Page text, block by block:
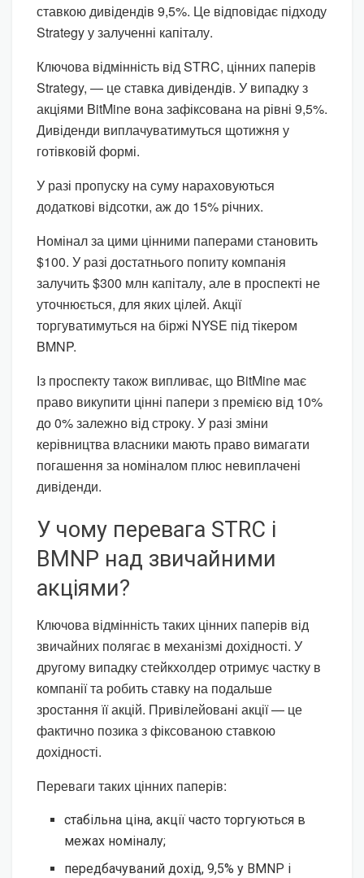
ставкою дивідендів 9,5%. Це відповідає підходу
Strategy у залученні капіталу.
Ключова відмінність від STRC, цінних паперів
Strategy, — це ставка дивідендів. У випадку з
акціями BitMine вона зафіксована на рівні 9,5%.
Дивіденди виплачуватимуться щотижня у
готівковій формі.
У разі пропуску на суму нараховуються
додаткові відсотки, аж до 15% річних.
Номінал за цими цінними паперами становить
$100. У разі достатнього попиту компанія
залучить $300 млн капіталу, але в проспекті не
уточнюється, для яких цілей. Акції
торгуватимуться на біржі NYSE під тікером
BMNP.
Із проспекту також випливає, що BitMine має
право викупити цінні папери з премією від 10%
до 0% залежно від строку. У разі зміни
керівництва власники мають право вимагати
погашення за номіналом плюс невиплачені
дивіденди.
У чому перевага STRC і
BMNP над звичайними
акціями?
Ключова відмінність таких цінних паперів від
звичайних полягає в механізмі дохідності. У
другому випадку стейкхолдер отримує частку в
компанії та робить ставку на подальше
зростання її акцій. Привілейовані акції — це
фактично позика з фіксованою ставкою
дохідності.
Переваги таких цінних паперів:
стабільна ціна, акції часто торгуються в
межах номіналу;
передбачуваний дохід, 9,5% у BMNP і